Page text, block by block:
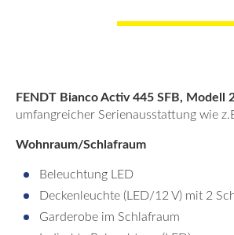
FENDT Bianco Activ 445 SFB, Modell
umfangreicher Serienausstattung wie
Wohnraum/Schlafraum
Beleuchtung LED
Deckenleuchte (LED/12 V) mit 2
Garderobe im Schlafraum